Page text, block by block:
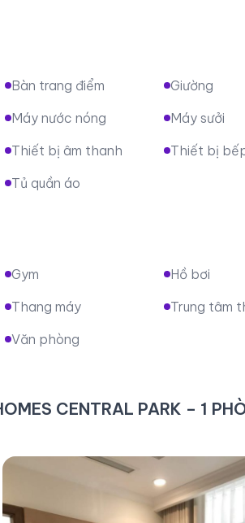
Bàn trang điểm
Giường
Máy nước nóng
Máy sưởi
Thiết bị âm thanh
Thiết bị
Tủ quần áo
Gym
Hồ bơi
Thang máy
Trung tâm
Văn phòng
CENTRAL PARK – 1